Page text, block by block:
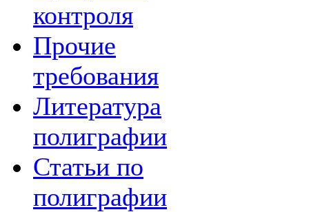
контроля
Прочие
требования
Литература
полиграфии
Статьи по
полиграфии